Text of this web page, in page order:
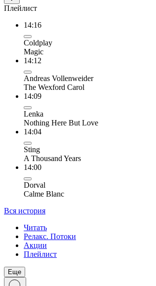
Плейлист
14:16
Coldplay
Magic
14:12
Andreas Vollenweider
The Wexford Carol
14:09
Lenka
Nothing Here But Love
14:04
Sting
A Thousand Years
14:00
Dorval
Calme Blanc
Вся история
Читать
Релакс. Потоки
Акции
Плейлист
Еще